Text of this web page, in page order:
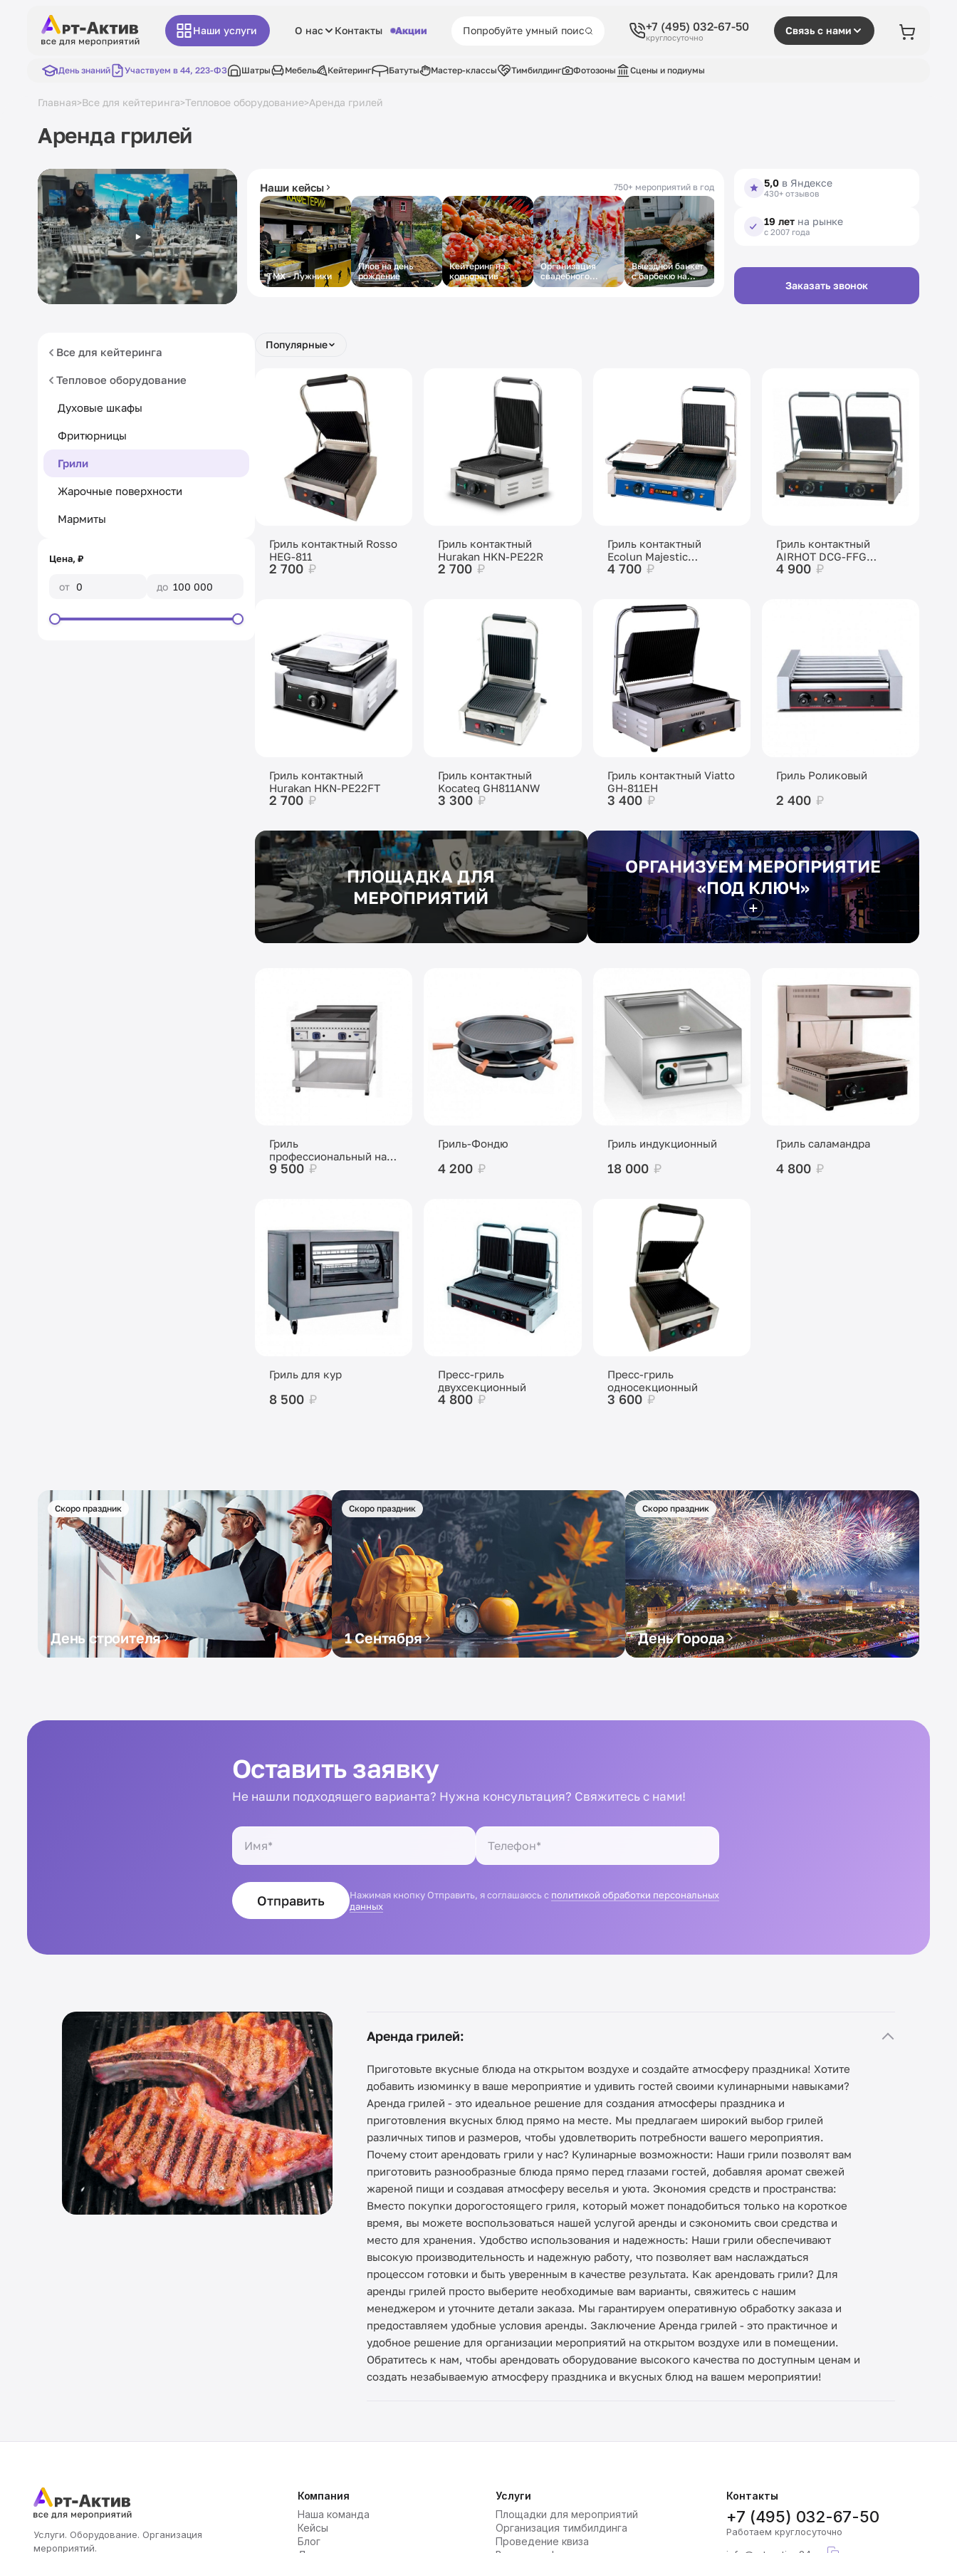
Наши услуги О нас Контакты Акции +7 (495) 032-67-50
круглосуточно
Связь с нами
День знаний Участвуем в 44, 223-ФЗ Шатры Мебель Кейтеринг Батуты Мастер-классы Тимбилдинг Фотозоны Сцены и подиумы
Главная>Все для кейтеринга>Тепловое оборудование>Аренда грилей
Аренда грилей
Наши кейсы 750+ мероприятий в год
ТМХ - Лужники
Плов на день
рождение
Кейтеринг на
корпоратив
Организация
свадебного
кейтеринга
Выездной банкет
с барбекю на
свадьбу
5,0 в Яндексе
430+ отзывов
19 лет на рынке
с 2007 года
Заказать звонок
Все для кейтеринга
Тепловое оборудование
Духовые шкафы
Фритюрницы
Грили
Жарочные поверхности
Мармиты
Цена, ₽
от до
Популярные
Гриль контактный Rosso
HEG-811
2 700 ₽
Гриль контактный
Hurakan HKN-PE22R
2 700 ₽
Гриль контактный
Ecolun Majestic
(E1653016)
4 700 ₽
Гриль контактный
AIRHOT DCG-FFG
двойной
4 900 ₽
Гриль контактный
Hurakan HKN-PE22FT
2 700 ₽
Гриль контактный
Kocateq GH811ANW
3 300 ₽
Гриль контактный Viatto
GH-811EH
3 400 ₽
Гриль Роликовый
2 400 ₽
ПЛОЩАДКА ДЛЯ
МЕРОПРИЯТИЙ
ОРГАНИЗУЕМ МЕРОПРИЯТИЕ
«ПОД КЛЮЧ»
Гриль
профессиональный на
подставке
9 500 ₽
Гриль-Фондю
4 200 ₽
Гриль индукционный
18 000 ₽
Гриль саламандра
4 800 ₽
Гриль для кур
8 500 ₽
Пресс-гриль
двухсекционный
4 800 ₽
Пресс-гриль
односекционный
3 600 ₽
Скоро праздник
День строителя
Скоро праздник
1 Сентября
Скоро праздник
День Города
Оставить заявку
Не нашли подходящего варианта? Нужна консультация? Свяжитесь с нами!
Отправить Нажимая кнопку Отправить, я соглашаюсь с политикой обработки персональных
данных
Аренда грилей:
Приготовьте вкусные блюда на открытом воздухе и создайте атмосферу праздника! Хотите
добавить изюминку в ваше мероприятие и удивить гостей своими кулинарными навыками?
Аренда грилей - это идеальное решение для создания атмосферы праздника и
приготовления вкусных блюд прямо на месте. Мы предлагаем широкий выбор грилей
различных типов и размеров, чтобы удовлетворить потребности вашего мероприятия.
Почему стоит арендовать грили у нас? Кулинарные возможности: Наши грили позволят вам
приготовить разнообразные блюда прямо перед глазами гостей, добавляя аромат свежей
жареной пищи и создавая атмосферу веселья и уюта. Экономия средств и пространства:
Вместо покупки дорогостоящего гриля, который может понадобиться только на короткое
время, вы можете воспользоваться нашей услугой аренды и сэкономить свои средства и
место для хранения. Удобство использования и надежность: Наши грили обеспечивают
высокую производительность и надежную работу, что позволяет вам наслаждаться
процессом готовки и быть уверенным в качестве результата. Как арендовать грили? Для
аренды грилей просто выберите необходимые вам варианты, свяжитесь с нашим
менеджером и уточните детали заказа. Мы гарантируем оперативную обработку заказа и
предоставляем удобные условия аренды. Заключение Аренда грилей - это практичное и
удобное решение для организации мероприятий на открытом воздухе или в помещении.
Обратитесь к нам, чтобы арендовать оборудование высокого качества по доступным ценам и
создать незабываемую атмосферу праздника и вкусных блюд на вашем мероприятии!
Услуги. Оборудование. Организация
мероприятий.
Компания
Наша команда
Кейсы
Блог
Услуги
Площадки для мероприятий
Организация тимбилдинга
Проведение квиза
Контакты
+7 (495) 032-67-50
Работаем круглосуточно